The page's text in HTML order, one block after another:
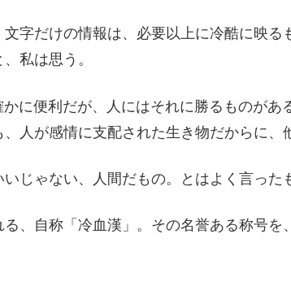
文字だけの情報は、必要以上に冷酷に映
私は思う。
かに便利だが、人にはそれに勝るものがあ
人が感情に支配された生き物だからに、
じゃない、人間だもの。とはよく言った
、自称「冷血漢」。その名誉ある称号を